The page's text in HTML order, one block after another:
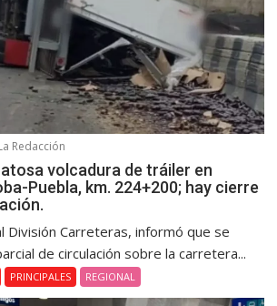
Redacción
volcadura de tráiler en
Puebla, km. 224+200; hay cierre
División Carreteras, informó que se
de circulación sobre la carretera...
PRINCIPALES REGIONAL